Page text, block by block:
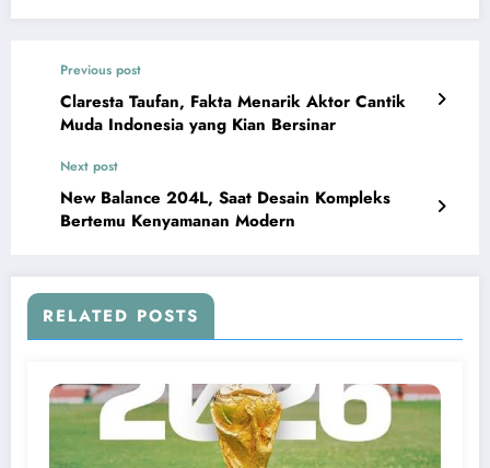
Previous post
Claresta Taufan, Fakta Menarik Aktor Cantik
Muda Indonesia yang Kian Bersinar
Next post
New Balance 204L, Saat Desain Kompleks
Bertemu Kenyamanan Modern
RELATED POSTS